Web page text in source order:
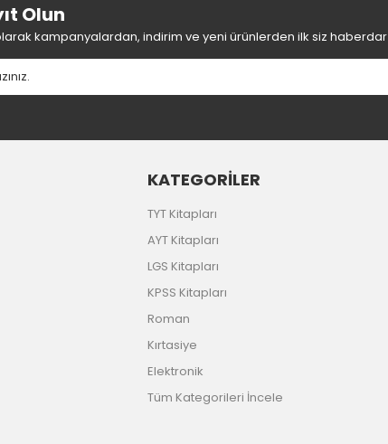
Olun
kampanyalardan, indirim ve yeni ürünlerden ilk siz
KATEGORİLER
TYT Kitapları
AYT Kitapları
LGS Kitapları
KPSS Kitapları
Roman
Kırtasiye
Elektronik
Tüm Kategorileri İncele